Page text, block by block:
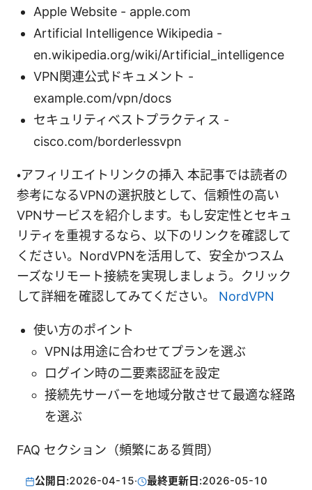
Apple Website - apple.com
Artificial Intelligence Wikipedia -
en.wikipedia.org/wiki/Artificial_intelligence
VPN関連公式ドキュメント -
example.com/vpn/docs
セキュリティベストプラクティス -
cisco.com/borderlessvpn
・アフィリエイトリンクの挿入 本記事では読者の
参考になるVPNの選択肢として、信頼性の高い
VPNサービスを紹介します。もし安定性とセキュ
リティを重視するなら、以下のリンクを確認して
ください。NordVPNを活用して、安全かつスム
ーズなリモート接続を実現しましょう。クリック
して詳細を確認してみてください。 NordVPN
使い方のポイント
VPNは用途に合わせてプランを選ぶ
ログイン時の二要素認証を設定
接続先サーバーを地域分散させて最適な経路
を選ぶ
FAQ セクション（頻繁にある質問）
公開日:2026-04-15· 最終更新日:2026-05-10